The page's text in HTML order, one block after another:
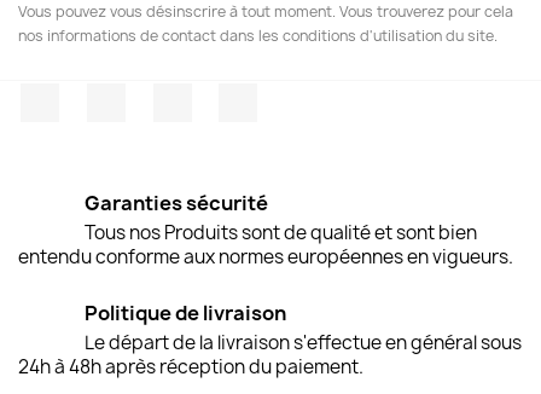
Vous pouvez vous désinscrire à tout moment. Vous trouverez pour cela
nos informations de contact dans les conditions d'utilisation du site.
Garanties sécurité
Tous nos Produits sont de qualité et sont bien
entendu conforme aux normes européennes en vigueurs.
Politique de livraison
Le départ de la livraison s'effectue en général sous
24h à 48h après réception du paiement.